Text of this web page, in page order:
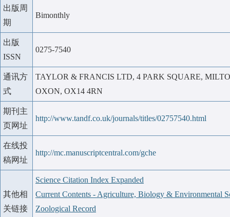
出版周
期
Bimonthly
出版
ISSN
0275-7540
通讯方
式
TAYLOR & FRANCIS LTD, 4 PARK SQUARE,
OXON, OX14 4RN
期刊主
页网址
http://www.tandf.co.uk/journals/titles/02757540.html
在线投
稿网址
http://mc.manuscriptcentral.com/gche
其他相
关链接
Science Citation Index Expanded
Current Contents - Agriculture, Biology & Environmental
Zoological Record